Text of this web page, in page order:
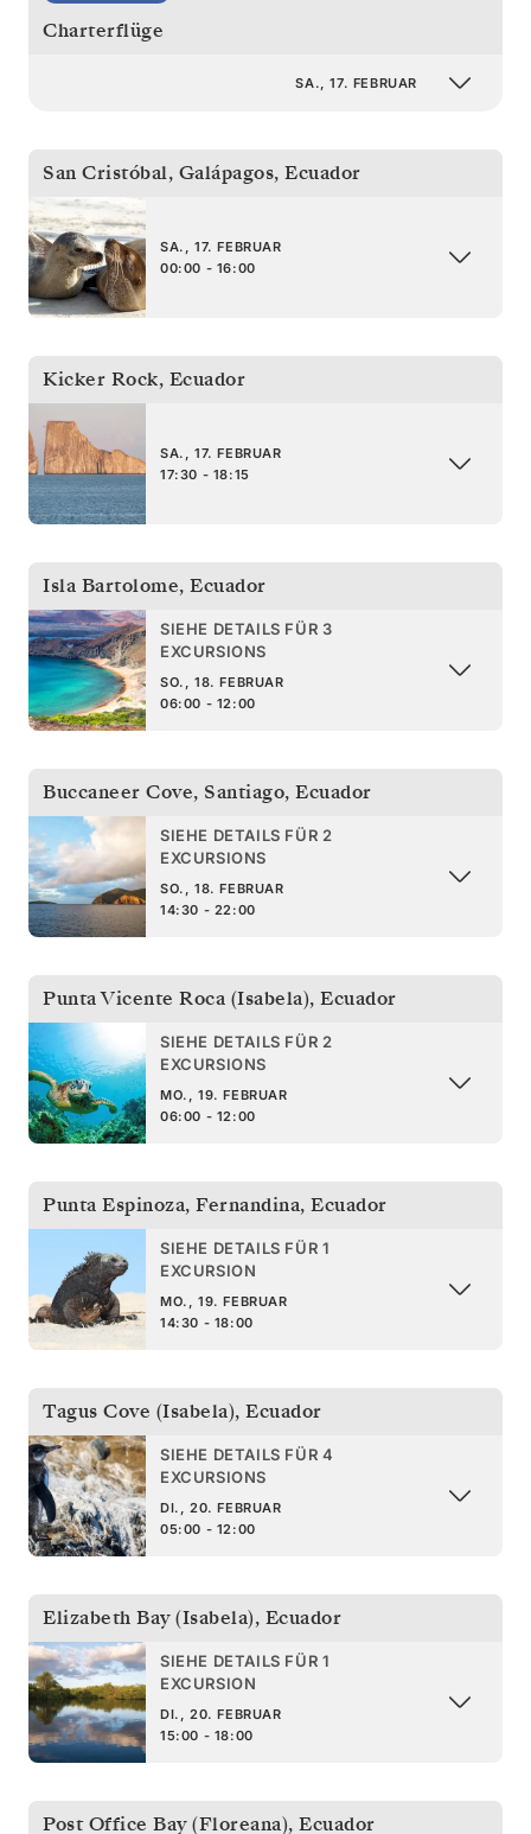
Charterflüge
SA., 17. FEBRUAR
San Cristóbal, Galápagos, Ecuador
SA., 17. FEBRUAR
00:00 - 16:00
Kicker Rock, Ecuador
SA., 17. FEBRUAR
17:30 - 18:15
Isla Bartolome, Ecuador
SIEHE DETAILS FÜR 3
EXCURSIONS
SO., 18. FEBRUAR
06:00 - 12:00
Buccaneer Cove, Santiago, Ecuador
SIEHE DETAILS FÜR 2
EXCURSIONS
SO., 18. FEBRUAR
14:30 - 22:00
Punta Vicente Roca (Isabela), Ecuador
SIEHE DETAILS FÜR 2
EXCURSIONS
MO., 19. FEBRUAR
06:00 - 12:00
Punta Espinoza, Fernandina, Ecuador
SIEHE DETAILS FÜR 1
EXCURSION
MO., 19. FEBRUAR
14:30 - 18:00
Tagus Cove (Isabela), Ecuador
SIEHE DETAILS FÜR 4
EXCURSIONS
DI., 20. FEBRUAR
05:00 - 12:00
Elizabeth Bay (Isabela), Ecuador
SIEHE DETAILS FÜR 1
EXCURSION
DI., 20. FEBRUAR
15:00 - 18:00
Post Office Bay (Floreana), Ecuador